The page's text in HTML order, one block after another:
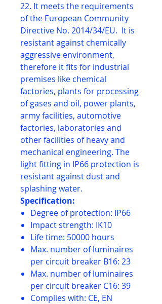
22. It meets the requirements
of the European Community
Directive No. 2014/34/EU. It is
resistant against chemically
aggressive environment,
therefore it fits for industrial
premises like chemical
factories, plants for processing
of gases and oil, power plants,
army facilities, automotive
factories, laboratories and
other facilities of heavy and
mechanical engineering. The
light fitting in IP66 protection is
resistant against dust and
splashing water.
Specification:
Degree of protection: IP66
Impact strength: IK10
Life time: 50000 hours
Max. number of luminaires
per circuit breaker B16: 23
Max. number of luminaires
per circuit breaker C16: 39
Complies with: CE, EN